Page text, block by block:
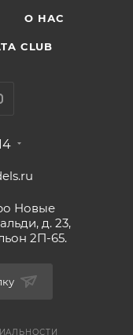
О НАС
CLUB
Новые
д. 23,
2П-65.